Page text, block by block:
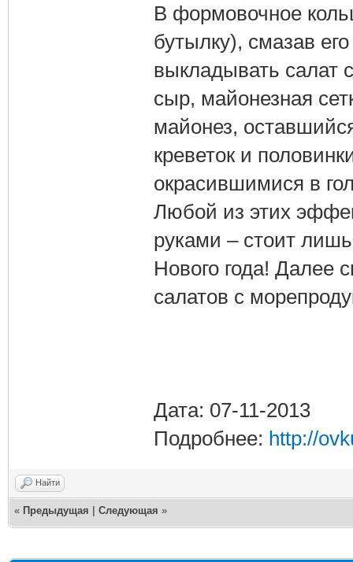
В формовочное
бутылку), смазав
выкладывать салат
сыр, майонезная
майонез,
креветок и
окрасившимися в
Любой из этих
руками – стоит лишь
Нового года! Далее
салатов с
Дата: 07-11-2013
Подробнее: http://
Найти
« Предыдущая Следующая »